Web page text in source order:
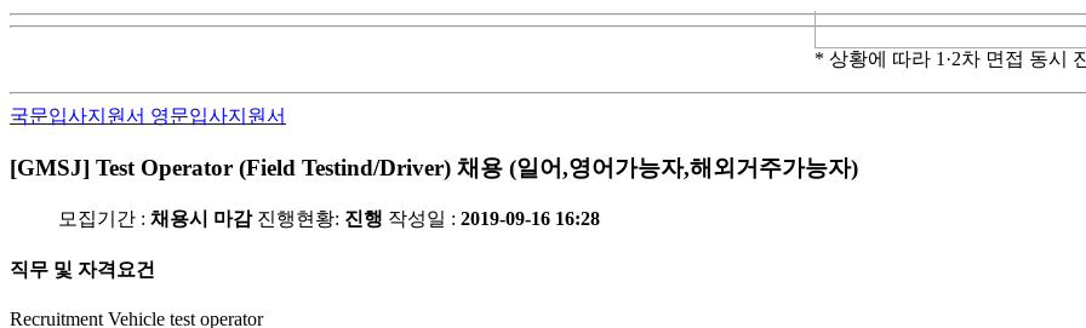
* 상황에 따라 1·2차 면접 동시
국문입사지원서 영문입사지원서
[GMSJ] Test Operator (Field Testind/Driver) 채용 (일어,영어가능자,해외거주가능자)
모집기간 : 채용시 마감 진행현황: 진행 작성일 : 2019-09-16 16:28
직무 및 자격요건
Recruitment Vehicle test operator